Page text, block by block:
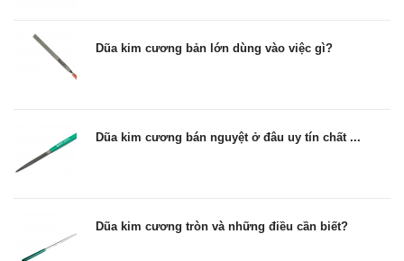
Dũa kim cương bản lớn dùng vào việc gì?
Dũa kim cương bán nguyệt ở đâu uy tín chất ...
Dũa kim cương tròn và những điều cần biết?